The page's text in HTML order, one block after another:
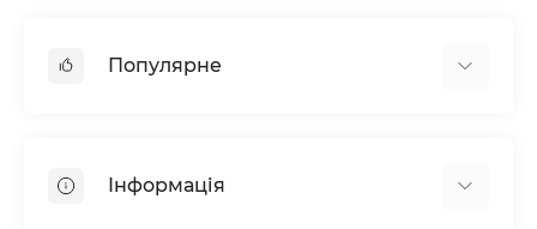
Популярне
Спінінгова та серфова риболовля
Інформація